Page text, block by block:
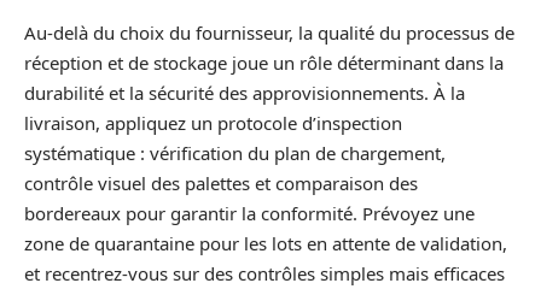
Au-delà du choix du fournisseur, la qualité du processus de
réception et de stockage joue un rôle déterminant dans la
durabilité et la sécurité des approvisionnements. À la
livraison, appliquez un protocole d’inspection
systématique : vérification du plan de chargement,
contrôle visuel des palettes et comparaison des
bordereaux pour garantir la conformité. Prévoyez une
zone de quarantaine pour les lots en attente de validation,
et recentrez-vous sur des contrôles simples mais efficaces